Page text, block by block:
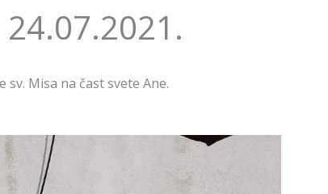
24.07.2021.
sv. Misa na čast svete Ane.